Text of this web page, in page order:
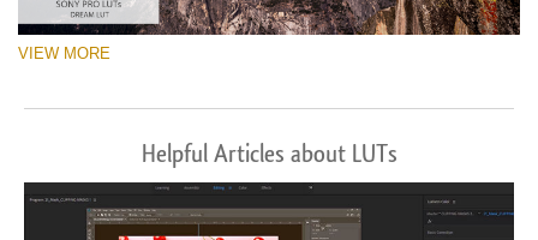
VIEW MORE
Helpful Articles about LUTs